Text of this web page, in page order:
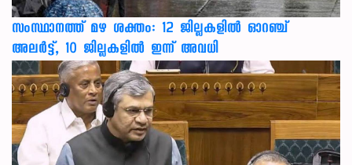
സംസ്ഥാനത്ത് മഴ ശക്തം: 12 ജില്ലകളിൽ ഓറഞ്ച്
അലർട്ട്, 10 ജില്ലകളിൽ ഇന്ന് അവധി